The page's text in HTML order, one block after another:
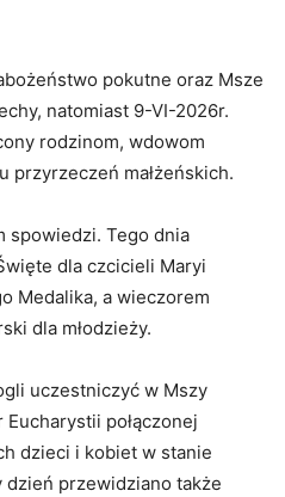
pokutne oraz Msze
natomiast 9-VI-2026r.
rodzinom, wdowom
przyrzeczeń małżeńskich.
spowiedzi. Tego dnia
dla czcicieli Maryi
Medalika, a wieczorem
dla młodzieży.
uczestniczyć w Mszy
połączonej
dzieci i kobiet w stanie
dzień przewidziano także